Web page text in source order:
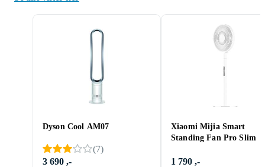
Dyson Cool AM07
(7)
3 690 ,-
Xiaomi Mijia Smart
Standing Fan Pro Slim
1 790 ,-